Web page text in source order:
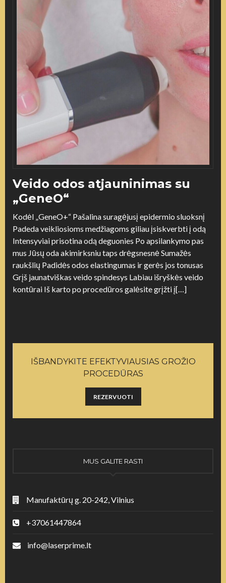
Veido odos atjauninimas su
„GeneO“
Kodėl „GeneO+“ Pašalina suragėjusį epidermio sluoksnį
Padeda veikliosioms medžiagoms giliau įsiskverbti į odą
Intensyviai prisotina odą deguonies Po apsilankymo pas
mus Jūsų oda akimirksniu taps drėgsnesnė Sumažės
raukšlių Padidės odos elastingumas ir gerės jos tonusas
Grįš jaunatviškas veido spindesys Labiau išryškės veido
kontūrai Iš karto po procedūros galėsite grįžti į[…]
IŠBANDYKITE EFEKTYVIAUSIAS GROŽIO
PROCEDŪRAS
REZERVUOTI
MUS GALITE RASTI
Manufaktūrų g. 20-242, Vilnius
+37061447864
info@laserprime.lt